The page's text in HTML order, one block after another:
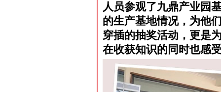
人员参观了九鼎产业园
的生产基地情况，为他
穿插的抽奖活动，更是
在收获知识的同时也感